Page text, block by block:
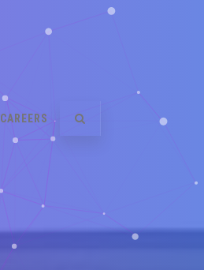
CAREERS